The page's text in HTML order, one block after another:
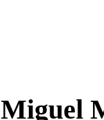
Miguel